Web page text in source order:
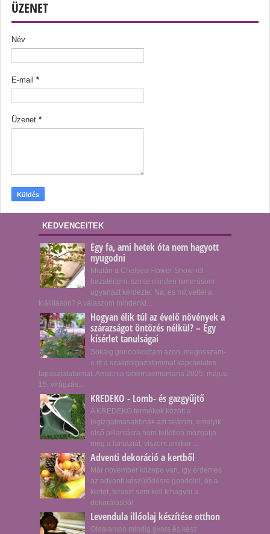
ÜZENET
Név
E-mail *
Üzenet *
KEDVENCEITEK
Egy fa, ami hetek óta nem hagyott
nyugodni
Miután a Chelsea Flower Show-ról
hazatértem, szinte minden ismerősöm
ugyanazt kérdezte: Na, és mit vettél a
kiállításon? A válaszom mindenki...
Hogyan élik túl az évelő növények a
szárazságot öntözés nélkül? – Egy
kísérlet tanulságai
Sokáig gondolkodtam azon, megosszam-
e itt a szakdolgozatommal kapcsolatos
tapasztalataimat. Amsonia tabernaemontana 2025. május
15. virágzás...
KREDEKO - Lomb- és gazgyűjtő
A KREDEKO termékek között a
legizgalmasabbnak azt találom, amelyik
első pillantásra nem feltétlen mozgatja
meg a fantáziát, viszont amikor ...
Adventi dekoráció a kertből
Már november közepe van, így érdemes
az adventi készülődésre gondolni, és a
kertet, teraszt sem kell kihagyni a
dekorálásból.
Levendula illóolaj készítése otthon
Oldalamon mindig gyors és kész